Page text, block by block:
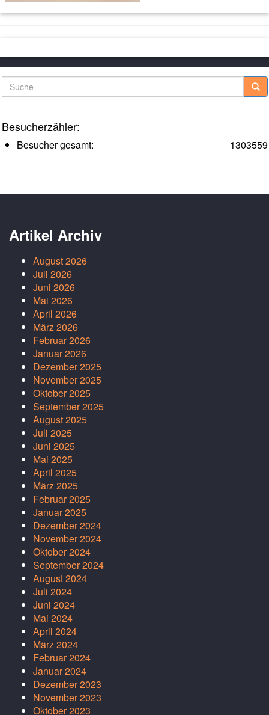
Suche
Besucherzähler:
1303559
Besucher gesamt:
Artikel Archiv
August 2026
Juli 2026
Juni 2026
Mai 2026
April 2026
März 2026
Februar 2026
Januar 2026
Dezember 2025
November 2025
Oktober 2025
September 2025
August 2025
Juli 2025
Juni 2025
Mai 2025
April 2025
März 2025
Februar 2025
Januar 2025
Dezember 2024
November 2024
Oktober 2024
September 2024
August 2024
Juli 2024
Juni 2024
Mai 2024
April 2024
März 2024
Februar 2024
Januar 2024
Dezember 2023
November 2023
Oktober 2023